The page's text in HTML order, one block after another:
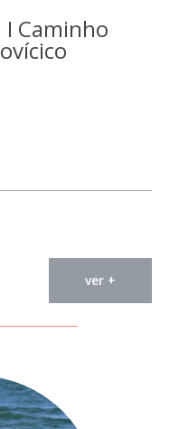
I Caminho
ver +